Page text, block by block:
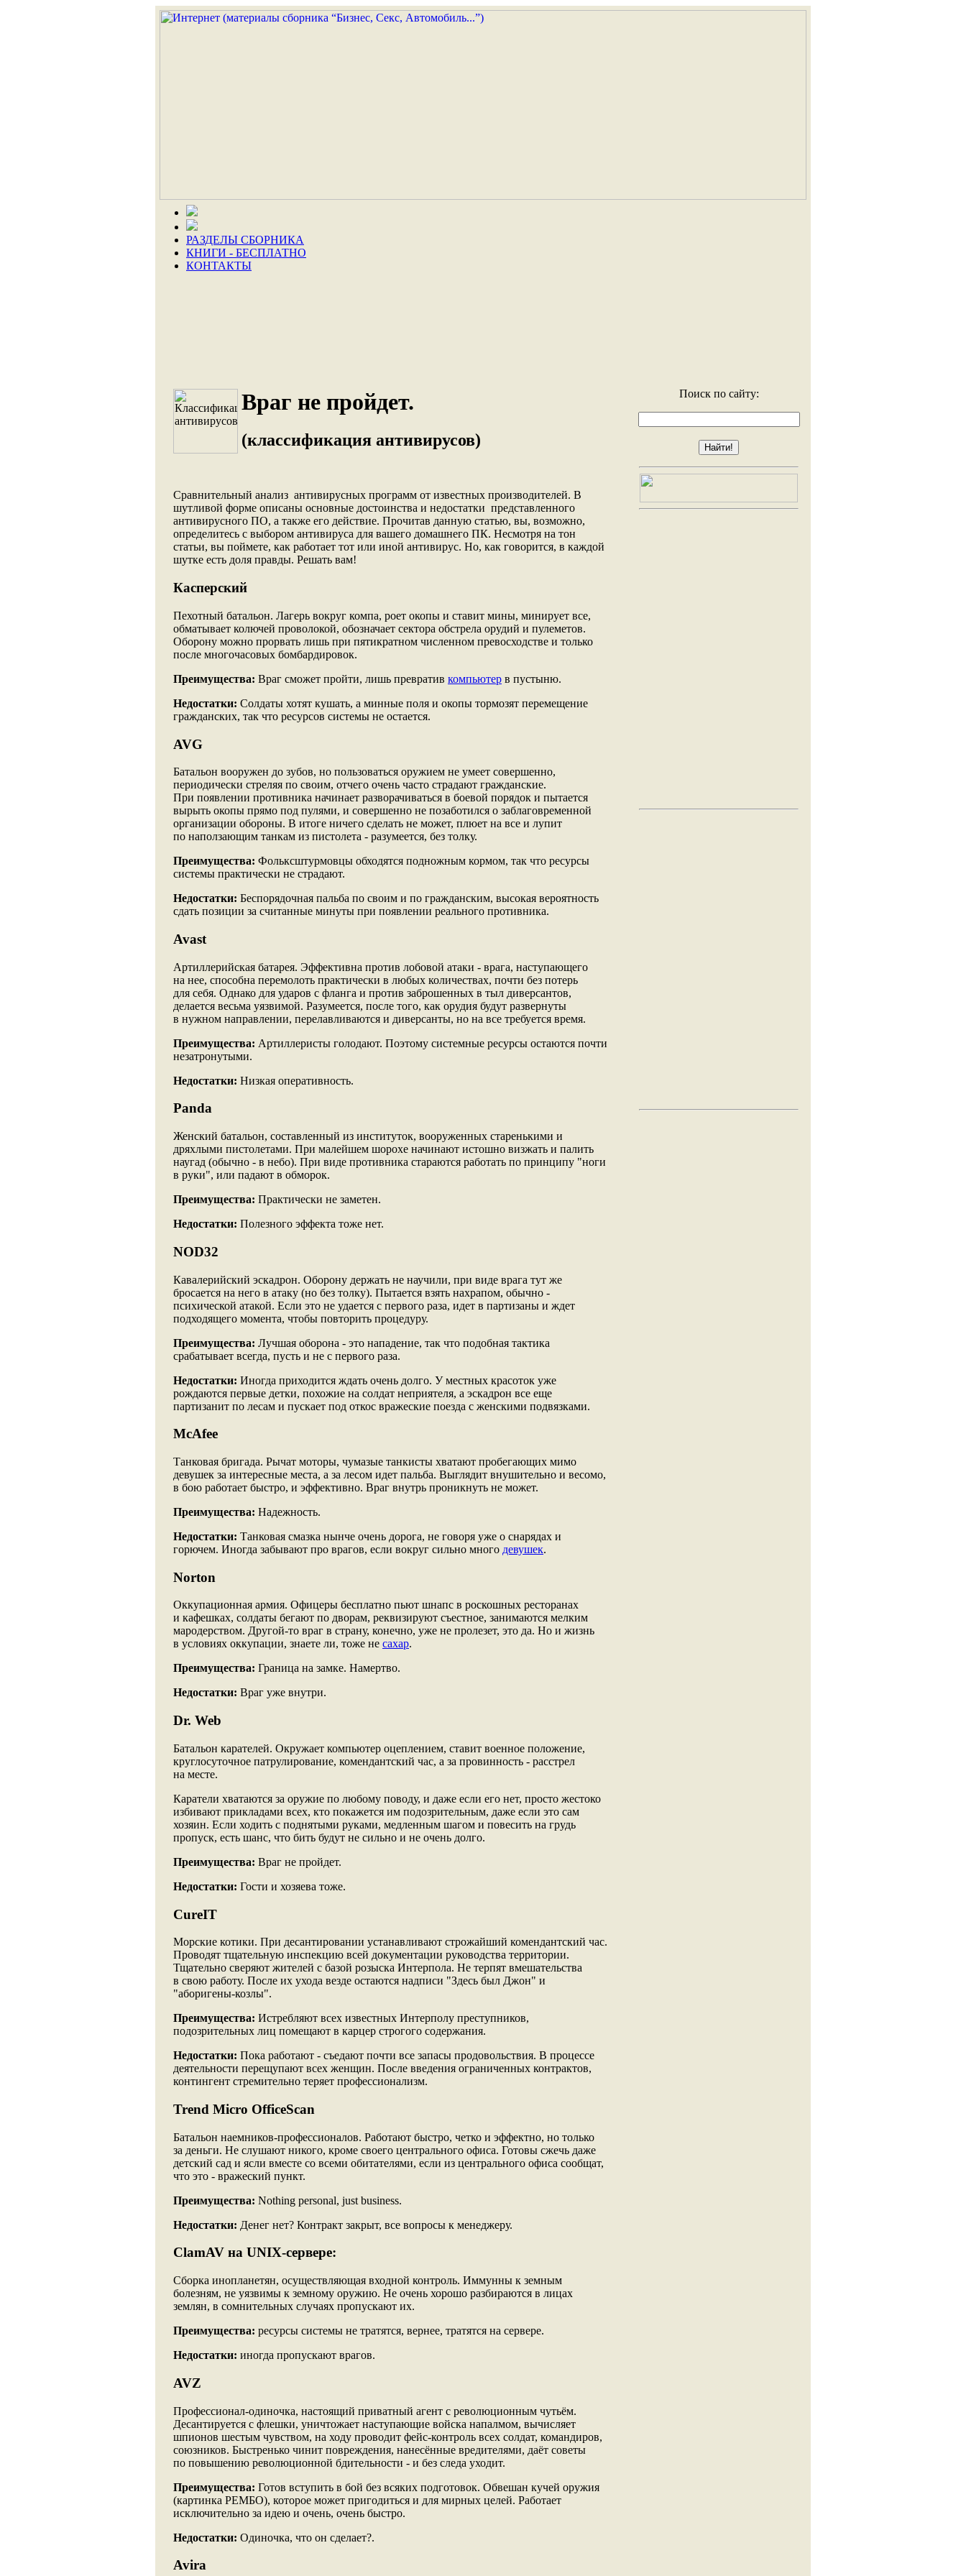
РАЗДЕЛЫ СБОРНИКА
КНИГИ - БЕСПЛАТНО
КОНТАКТЫ
Враг не пройдет.
(классификация антивирусов)
Сравнительный анализ антивирусных программ от известных производителей. В
шутливой форме описаны основные достоинства и недостатки представленного
антивирусного ПО, а также его действие. Прочитав данную статью, вы, возможно,
определитесь с выбором антивируса для вашего домашнего ПК. Несмотря на тон
статьи, вы поймете, как работает тот или иной антивирус. Но, как говорится, в каждой
шутке есть доля правды. Решать вам!
Касперский
Пехотный батальон. Лагерь вокруг компа, роет окопы и ставит мины, минирует все,
обматывает колючей проволокой, обозначает сектора обстрела орудий и пулеметов.
Оборону можно прорвать лишь при пятикратном численном превосходстве и только
после многочасовых бомбардировок.
Преимущества: Враг сможет пройти, лишь превратив компьютер в пустыню.
Недостатки: Солдаты хотят кушать, а минные поля и окопы тормозят перемещение
гражданских, так что ресурсов системы не остается.
AVG
Батальон вооружен до зубов, но пользоваться оружием не умеет совершенно,
периодически стреляя по своим, отчего очень часто страдают гражданские.
При появлении противника начинает разворачиваться в боевой порядок и пытается
вырыть окопы прямо под пулями, и совершенно не позаботился о заблаговременной
организации обороны. В итоге ничего сделать не может, плюет на все и лупит
по наползающим танкам из пистолета - разумеется, без толку.
Преимущества: Фольксштурмовцы обходятся подножным кормом, так что ресурсы
системы практически не страдают.
Недостатки: Беспорядочная пальба по своим и по гражданским, высокая вероятность
сдать позиции за считанные минуты при появлении реального противника.
Avast
Артиллерийская батарея. Эффективна против лобовой атаки - врага, наступающего
на нее, способна перемолоть практически в любых количествах, почти без потерь
для себя. Однако для ударов c фланга и против заброшенных в тыл диверсантов,
делается весьма уязвимой. Разумеется, после того, как орудия будут развернуты
в нужном направлении, перелавливаются и диверсанты, но на все требуется время.
Преимущества: Артиллеристы голодают. Поэтому системные ресурсы остаются почти
незатронутыми.
Недостатки: Низкая оперативность.
Panda
Женский батальон, составленный из институток, вооруженных старенькими и
дряхлыми пистолетами. При малейшем шорохе начинают истошно визжать и палить
наугад (обычно - в небо). При виде противника стараются работать по принципу "ноги
в руки", или падают в обморок.
Преимущества: Практически не заметен.
Недостатки: Полезного эффекта тоже нет.
NOD32
Кавалерийский эскадрон. Оборону держать не научили, при виде врага тут же
бросается на него в атаку (но без толку). Пытается взять нахрапом, обычно -
психической атакой. Если это не удается с первого раза, идет в партизаны и ждет
подходящего момента, чтобы повторить процедуру.
Преимущества: Лучшая оборона - это нападение, так что подобная тактика
срабатывает всегда, пусть и не с первого раза.
Недостатки: Иногда приходится ждать очень долго. У местных красоток уже
рождаются первые детки, похожие на солдат неприятеля, а эскадрон все еще
партизанит по лесам и пускает под откос вражеские поезда с женскими подвязками.
McAfee
Танковая бригада. Рычат моторы, чумазые танкисты хватают пробегающих мимо
девушек за интересные места, а за лесом идет пальба. Выглядит внушительно и весомо,
в бою работает быстро, и эффективно. Враг внутрь проникнуть не может.
Преимущества: Надежность.
Недостатки: Танковая смазка нынче очень дорога, не говоря уже о снарядах и
горючем. Иногда забывают про врагов, если вокруг сильно много девушек.
Norton
Оккупационная армия. Офицеры бесплатно пьют шнапс в роскошных ресторанах
и кафешках, солдаты бегают по дворам, реквизируют съестное, занимаются мелким
мародерством. Другой-то враг в страну, конечно, уже не пролезет, это да. Но и жизнь
в условиях оккупации, знаете ли, тоже не сахар.
Преимущества: Граница на замке. Намертво.
Недостатки: Враг уже внутри.
Dr. Web
Батальон карателей. Окружает компьютер оцеплением, ставит военное положение,
круглосуточное патрулирование, комендантский час, а за провинность - расстрел
на месте.
Каратели хватаются за оружие по любому поводу, и даже если его нет, просто жестоко
избивают прикладами всех, кто покажется им подозрительным, даже если это сам
хозяин. Если ходить с поднятыми руками, медленным шагом и повесить на грудь
пропуск, есть шанс, что бить будут не сильно и не очень долго.
Преимущества: Враг не пройдет.
Недостатки: Гости и хозяева тоже.
CureIT
Морские котики. При десантировании устанавливают строжайший комендантский час.
Проводят тщательную инспекцию всей документации руководства территории.
Тщательно сверяют жителей с базой розыска Интерпола. Не терпят вмешательства
в свою работу. После их ухода везде остаются надписи "Здесь был Джон" и
"аборигены-козлы".
Преимущества: Истребляют всех известных Интерполу преступников,
подозрительных лиц помещают в карцер строгого содержания.
Недостатки: Пока работают - съедают почти все запасы продовольствия. В процессе
деятельности перещупают всех женщин. После введения ограниченных контрактов,
контингент стремительно теряет профессионализм.
Trend Micro OfficeScan
Батальон наемников-профессионалов. Работают быстро, четко и эффектно, но только
за деньги. Не слушают никого, кроме своего центрального офиса. Готовы сжечь даже
детский сад и ясли вместе со всеми обитателями, если из центрального офиса сообщат,
что это - вражеский пункт.
Преимущества: Nothing personal, just business.
Недостатки: Денег нет? Контракт закрыт, все вопросы к менеджеру.
ClamAV на UNIX-сервере:
Сборка инопланетян, осуществляющая входной контроль. Иммунны к земным
болезням, не уязвимы к земному оружию. Не очень хорошо разбираются в лицах
землян, в сомнительных случаях пропускают их.
Преимущества: ресурсы системы не тратятся, вернее, тратятся на сервере.
Недостатки: иногда пропускают врагов.
AVZ
Профессионал-одиночка, настоящий приватный агент с революционным чутьём.
Десантируется с флешки, уничтожает наступающие войска напалмом, вычисляет
шпионов шестым чувством, на ходу проводит фейс-контроль всех солдат, командиров,
союзников. Быстренько чинит повреждения, нанесённые вредителями, даёт советы
по повышению революционной бдительности - и без следа уходит.
Преимущества: Готов вступить в бой без всяких подготовок. Обвешан кучей оружия
(картинка РЕМБО), которое может пригодиться и для мирных целей. Работает
исключительно за идею и очень, очень быстро.
Недостатки: Одиночка, что он сделает?.
Avira
Поиск по сайту: